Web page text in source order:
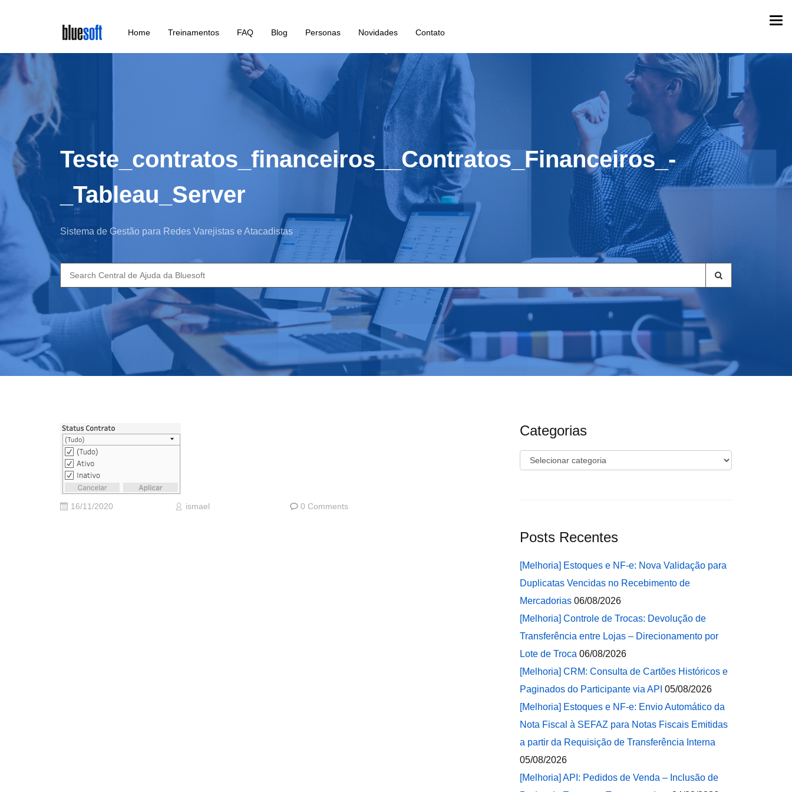
main
content
Home Treinamentos FAQ Blog Personas Novidades Contato
Teste_contratos_financeiros__Contratos_Financeiros_-
_Tableau_Server
Sistema de Gestão para Redes Varejistas e Atacadistas
Search
for:
16/11/2020 ismael 0 Comments
Categorias
Categorias
Posts Recentes
[Melhoria] Estoques e NF-e: Nova Validação para
Duplicatas Vencidas no Recebimento de
Mercadorias 06/08/2026
[Melhoria] Controle de Trocas: Devolução de
Transferência entre Lojas – Direcionamento por
Lote de Troca 06/08/2026
[Melhoria] CRM: Consulta de Cartões Históricos e
Paginados do Participante via API 05/08/2026
[Melhoria] Estoques e NF-e: Envio Automático da
Nota Fiscal à SEFAZ para Notas Fiscais Emitidas
a partir da Requisição de Transferência Interna
05/08/2026
[Melhoria] API: Pedidos de Venda – Inclusão de